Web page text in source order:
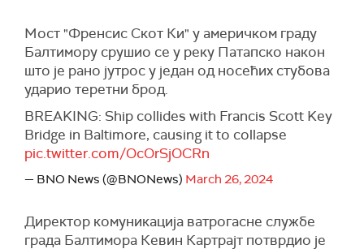
Mост "Френсис Скот Ки" у америчком граду
Балтимору срушио се у реку Патапско након
што је рано јутрос у један од носећих стубова
ударио теретни брод.
BREAKING: Ship collides with Francis Scott Key
Bridge in Baltimore, causing it to collapse
pic.twitter.com/OcOrSjOCRn
— BNO News (@BNONews) March 26, 2024
Директор комуникација ватрогасне службе
града Балтимора Кевин Картрајт потврдио је